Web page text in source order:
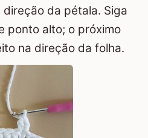
da pétala. Siga
ponto alto; o próximo
na direção da folha.